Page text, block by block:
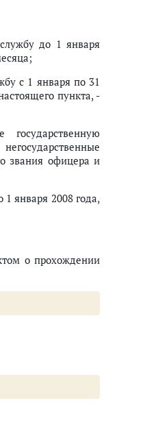
до 1 января
с 1 января по 31
пункта, -
звания офицера и
января 2008 года,
о прохождении